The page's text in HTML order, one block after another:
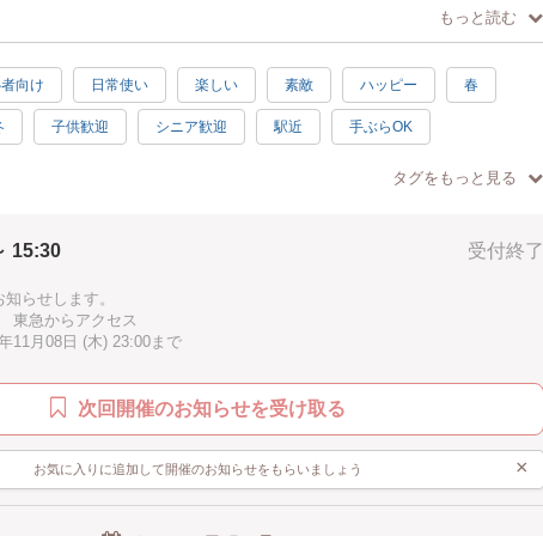
ったアロマストーンを置いたり、アクセサリーをちょっと入れて置いたりす
レゼントにも喜ばれます。
もっと読む
向け 日常使い 楽しい 素敵 ハッピー 春
子供歓迎 シニア歓迎 駅近 手ぶらOK
タグをもっと見る
受付終了
15:30
らせします。
急からアクセス
11月08日 (木) 23:00まで
次回開催のお知らせを受け取る
お気に入りに追加して開催のお知らせをもらいましょう ×